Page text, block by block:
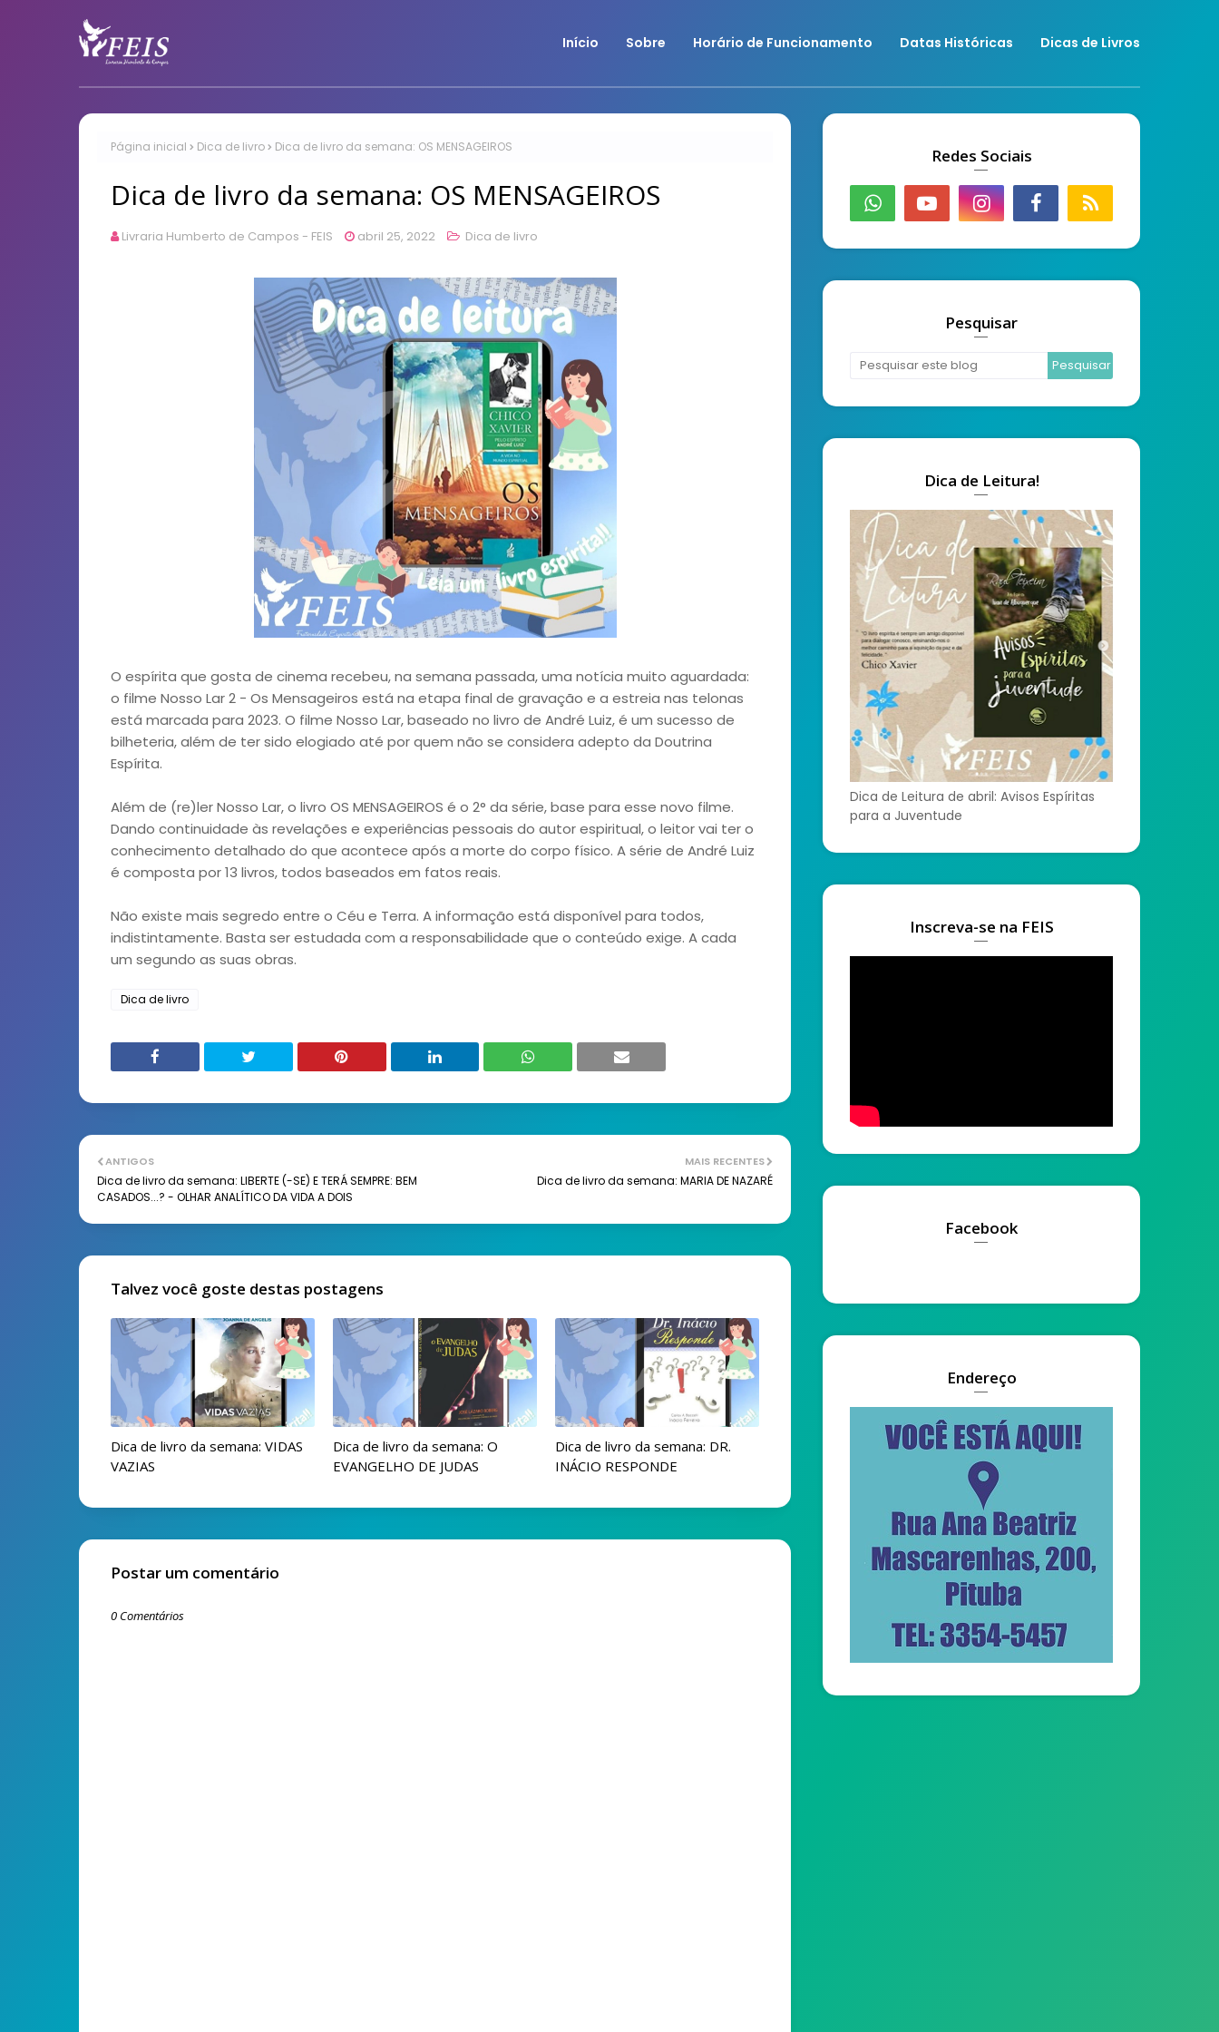
Início Sobre Horário de Funcionamento Datas Históricas Dicas de Livros
Página inicial Dica de livro Dica de livro da semana: OS MENSAGEIROS
Dica de livro da semana: OS MENSAGEIROS
Livraria Humberto de Campos - FEIS abril 25, 2022 Dica de livro
O espírita que gosta de cinema recebeu, na semana passada, uma notícia muito aguardada:
o filme Nosso Lar 2 - Os Mensageiros está na etapa final de gravação e a estreia nas telonas
está marcada para 2023. O filme Nosso Lar, baseado no livro de André Luiz, é um sucesso de
bilheteria, além de ter sido elogiado até por quem não se considera adepto da Doutrina
Espírita.
Além de (re)ler Nosso Lar, o livro OS MENSAGEIROS é o 2° da série, base para esse novo filme.
Dando continuidade às revelações e experiências pessoais do autor espiritual, o leitor vai ter o
conhecimento detalhado do que acontece após a morte do corpo físico. A série de André Luiz
é composta por 13 livros, todos baseados em fatos reais.
Não existe mais segredo entre o Céu e Terra. A informação está disponível para todos,
indistintamente. Basta ser estudada com a responsabilidade que o conteúdo exige. A cada
um segundo as suas obras.
Dica de livro
MAIS RECENTES
Dica de livro da semana: MARIA DE NAZARÉ
ANTIGOS
Dica de livro da semana: LIBERTE (-SE) E TERÁ SEMPRE: BEM
CASADOS...? - OLHAR ANALÍTICO DA VIDA A DOIS
Talvez você goste destas postagens
Dica de livro da semana: VIDAS
VAZIAS
Dica de livro da semana: O
EVANGELHO DE JUDAS
Dica de livro da semana: DR.
INÁCIO RESPONDE
Postar um comentário
0 Comentários
Redes Sociais
Pesquisar
Dica de Leitura!
Dica de Leitura de abril: Avisos Espíritas
para a Juventude
Inscreva-se na FEIS
Facebook
Endereço